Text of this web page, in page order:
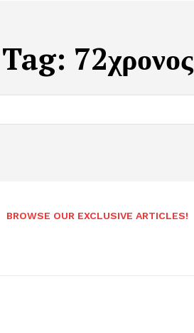
Tag: 72χρονος
BROWSE OUR EXCLUSIVE ARTICLES!